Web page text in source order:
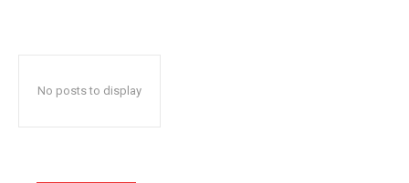
No posts to display